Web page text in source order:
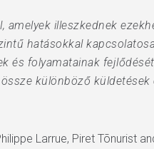
illeszkednek
hatásokkal
és folyamatainak
különböző
Larrue, Piret Tõnurist